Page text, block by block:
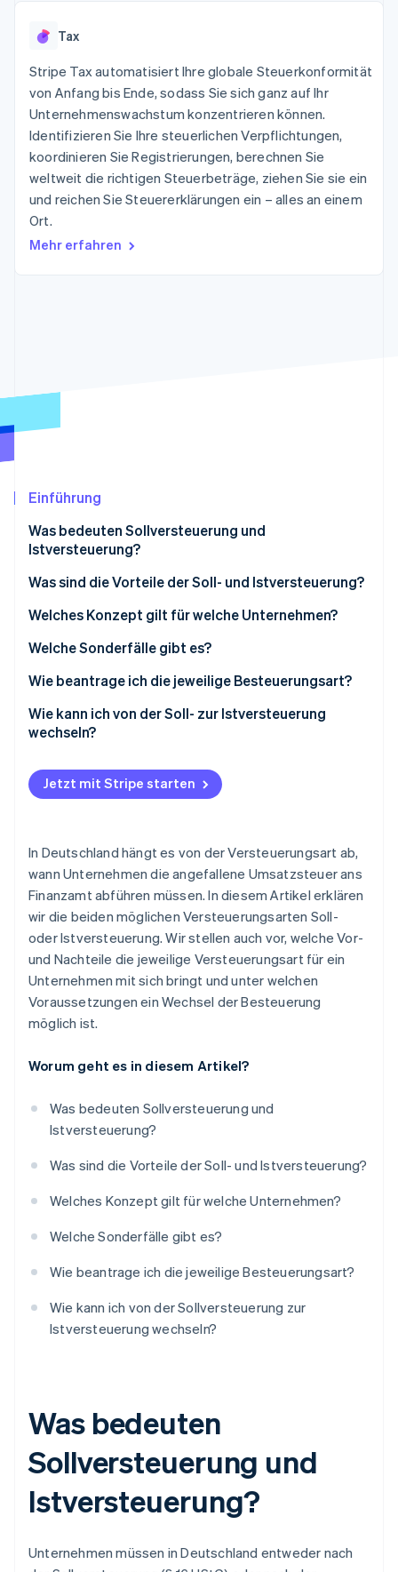
125
Zahlungen vor Ort
Authorization
Boost
Optimierung der
Autorisierungsraten
Link
Bezahlvorgang
Financial
Connections
Finanzdaten
Data Pipeline
Atlas
CO₂-Entnahme
Online-Identitätsprüfung
Erfahren Sie, wie Stripe Lösungen für die
Nach Branche
KI-Unternehmen
Creator Economy
Gaming
Bewirtung, Reisen und
Medien und
So setzen Sie
nutzungsbasierte
Abrechnung um
Stablecoin-gestützte
Karten ausgeben: So
geht´s
Bereitstellung und
Verwaltung von
Diensten mit Agenten
Ressourcen
Newsroom
Stripe Press
Kontakt
Sales-Team
kontaktieren
Tax
Stripe Tax automatisiert Ihre globale Steuerkonformität
von Anfang bis Ende, sodass Sie sich ganz auf Ihr
Unternehmenswachstum konzentrieren können.
Identifizieren Sie Ihre steuerlichen Verpflichtungen,
koordinieren Sie Registrierungen, berechnen Sie
weltweit die richtigen Steuerbeträge, ziehen Sie sie ein
und reichen Sie Steuererklärungen ein – alles an einem
Ort.
Mehr erfahren
Einführung
Was bedeuten Sollversteuerung und
Istversteuerung?
Was sind die Vorteile der Soll- und Istversteuerung?
Welches Konzept gilt für welche Unternehmen?
Welche Sonderfälle gibt es?
Ein Unternehmen besteht aus mehreren Betrieben
Freiberufler/innen haben noch andere Umsätze
Wie beantrage ich die jeweilige Besteuerungsart?
In welchen Fällen kann das Finanzamt die
Istversteuerung widerrufen?
Wie kann ich von der Soll- zur Istversteuerung
wechseln?
Jetzt mit Stripe starten
In Deutschland hängt es von der Versteuerungsart ab,
wann Unternehmen die angefallene Umsatzsteuer ans
Finanzamt abführen müssen. In diesem Artikel erklären
wir die beiden möglichen Versteuerungsarten Soll-
oder Istversteuerung. Wir stellen auch vor, welche Vor-
und Nachteile die jeweilige Versteuerungsart für ein
Unternehmen mit sich bringt und unter welchen
Voraussetzungen ein Wechsel der Besteuerung
möglich ist.
Worum geht es in diesem Artikel?
Was bedeuten Sollversteuerung und
Istversteuerung?
Was sind die Vorteile der Soll- und Istversteuerung?
Welches Konzept gilt für welche Unternehmen?
Welche Sonderfälle gibt es?
Wie beantrage ich die jeweilige Besteuerungsart?
Wie kann ich von der Sollversteuerung zur
Istversteuerung wechseln?
Was bedeuten
Sollversteuerung und
Istversteuerung?
Unternehmen müssen in Deutschland entweder nach